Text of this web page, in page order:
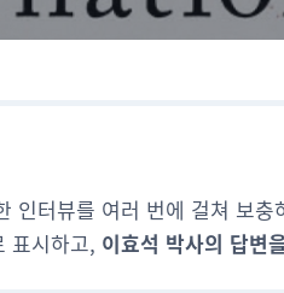
인터뷰를 여러 번에 걸쳐 보
표시하고, 이효석 박사의 답변